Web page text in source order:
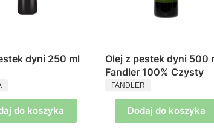
dyni 250 ml
do koszyka
Olej z pestek dyni 500
Fandler 100% Czysty
PRODUCENT
FANDLER
Dodaj do koszyka